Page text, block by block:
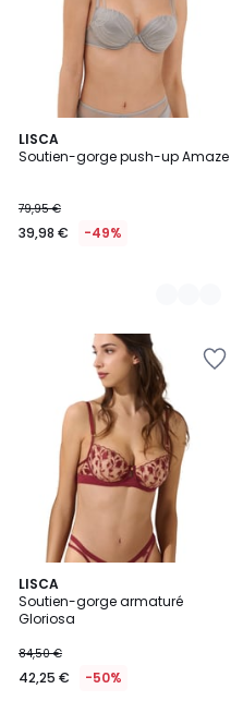
LISCA
Soutien-gorge push-up Amaze
79,95 €
39,98 € -49%
2
Couleurs
LISCA
Soutien-gorge armaturé
Gloriosa
84,50 €
42,25 € -50%
2
Couleurs